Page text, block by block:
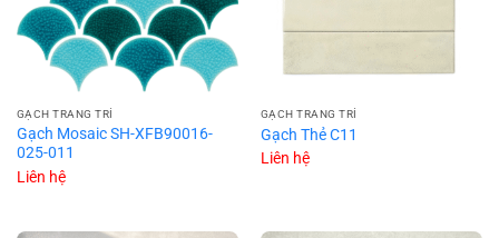
GẠCH TRANG TRÍ
Gạch Mosaic SH-XFB90016-
025-011
Liên hệ
GẠCH TRANG TRÍ
Gạch Thẻ C11
Liên hệ